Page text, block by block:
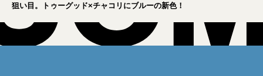
狙い目。トゥーグッド×チャコリにブルーの新色！